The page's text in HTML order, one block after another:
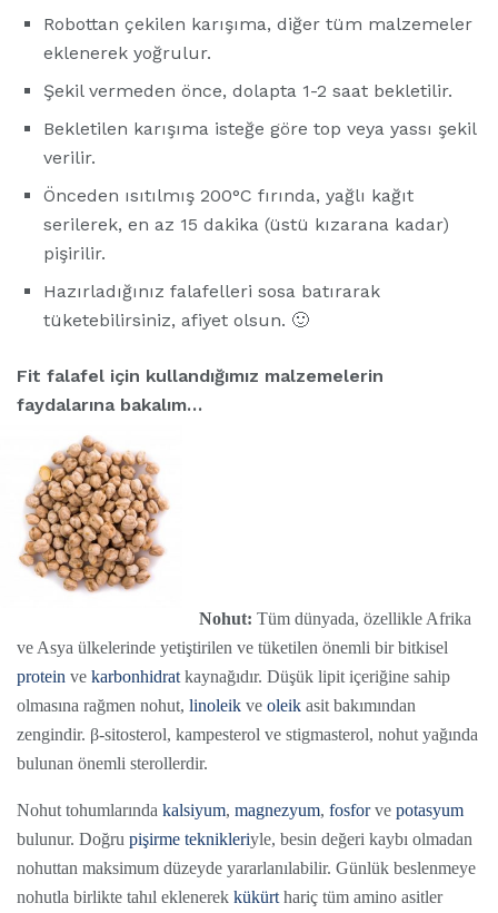
Robottan çekilen karışıma, diğer tüm malzemeler
eklenerek yoğrulur.
Şekil vermeden önce, dolapta 1-2 saat bekletilir.
Bekletilen karışıma isteğe göre top veya yassı şekil
verilir.
Önceden ısıtılmış 200°C fırında, yağlı kağıt
serilerek, en az 15 dakika (üstü kızarana kadar)
pişirilir.
Hazırladığınız falafelleri sosa batırarak
tüketebilirsiniz, afiyet olsun. 🙂
Fit falafel için kullandığımız malzemelerin
faydalarına bakalım…
Nohut: Tüm dünyada, özellikle Afrika
ve Asya ülkelerinde yetiştirilen ve tüketilen önemli bir bitkisel
protein ve karbonhidrat kaynağıdır. Düşük lipit içeriğine sahip
olmasına rağmen nohut, linoleik ve oleik asit bakımından
zengindir. β-sitosterol, kampesterol ve stigmasterol, nohut yağında
bulunan önemli sterollerdir.
Nohut tohumlarında kalsiyum, magnezyum, fosforve potasyum
bulunur. Doğru pişirme teknikleriyle, besin değeri kaybı olmadan
nohuttan maksimum düzeyde yararlanılabilir. Günlük beslenmeye
nohutla birlikte tahıl eklenerek kükürt hariç tüm amino asitler